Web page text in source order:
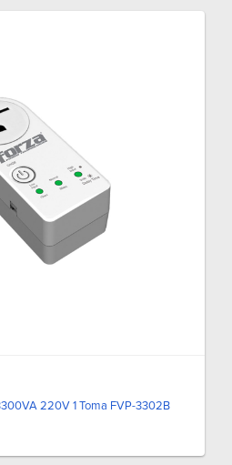
220V 1 Toma FVP-3302B